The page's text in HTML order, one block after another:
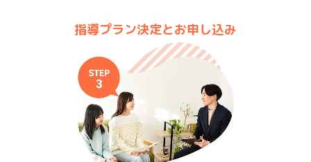
指導プラン決定とお申し込み